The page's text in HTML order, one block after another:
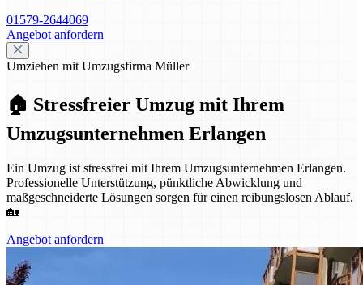
01579-2644069
Angebot anfordern
Umziehen mit Umzugsfirma Müller
🏠 Stressfreier Umzug mit Ihrem
Umzugsunternehmen Erlangen
Ein Umzug ist stressfrei mit Ihrem Umzugsunternehmen Erlangen.
Professionelle Unterstützung, pünktliche Abwicklung und
maßgeschneiderte Lösungen sorgen für einen reibungslosen Ablauf.
🏡
Angebot anfordern